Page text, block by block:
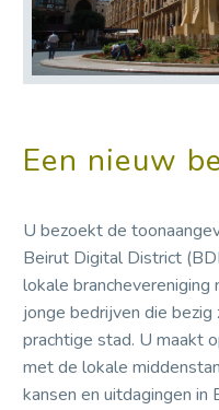
Een nieuw
U bezoekt de
Beirut Digital District
lokale branchevereniging
jonge bedrijven die
prachtige stad. U maakt
met de lokale
kansen en uitdagingen in